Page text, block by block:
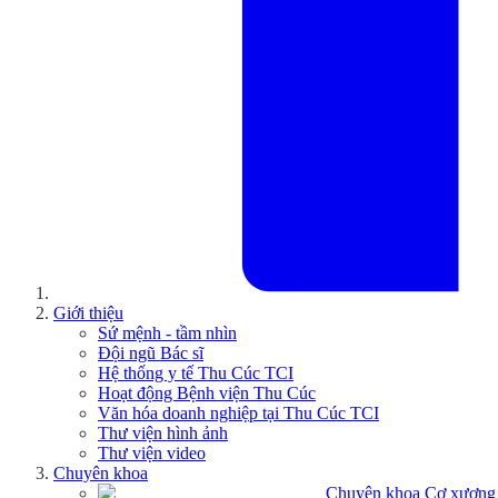
Giới thiệu
Sứ mệnh - tầm nhìn
Đội ngũ Bác sĩ
Hệ thống y tế Thu Cúc TCI
Hoạt động Bệnh viện Thu Cúc
Văn hóa doanh nghiệp tại Thu Cúc TCI
Thư viện hình ảnh
Thư viện video
Chuyên khoa
Chuyên khoa Cơ